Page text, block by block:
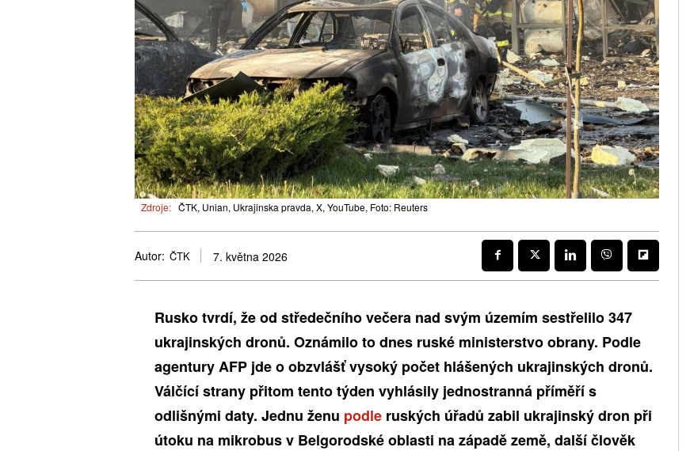
Zdroje: ČTK, Unian, Ukrajinska pravda, X, YouTube, Foto: Reuters
Autor: ČTK 7. května 2026
Rusko tvrdí, že od středečního večera nad svým územím sestřelilo 347
ukrajinských dronů. Oznámilo to dnes ruské ministerstvo obrany. Podle
agentury AFP jde o obzvlášť vysoký počet hlášených ukrajinských dronů.
Válčící strany přitom tento týden vyhlásily jednostranná příměří s
odlišnými daty. Jednu ženu podle ruských úřadů zabil ukrajinský dron při
útoku na mikrobus v Belgorodské oblasti na západě země, další člověk